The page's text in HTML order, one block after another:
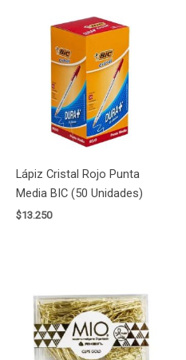
Lápiz Cristal Rojo Punta
Media BIC (50 Unidades)
$13.250